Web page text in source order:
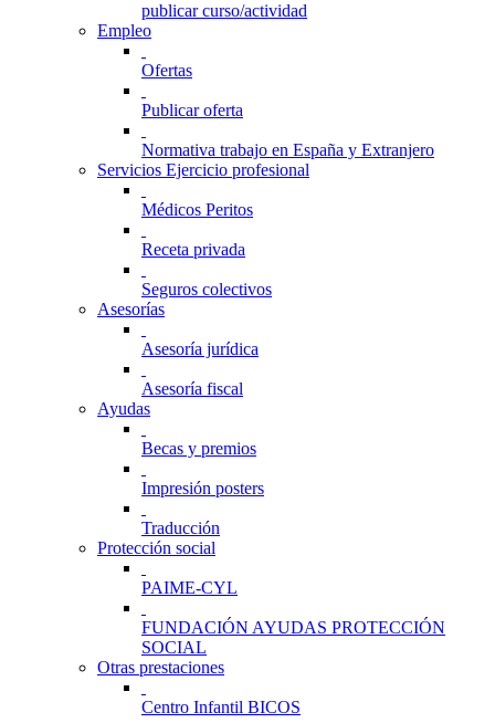
publicar curso/actividad
Empleo
Ofertas
Publicar oferta
Normativa trabajo en España y Extranjero
Servicios Ejercicio profesional
Médicos Peritos
Receta privada
Seguros colectivos
Asesorías
Asesoría jurídica
Asesoría fiscal
Ayudas
Becas y premios
Impresión posters
Traducción
Protección social
PAIME-CYL
FUNDACIÓN AYUDAS PROTECCIÓN
SOCIAL
Otras prestaciones
Centro Infantil BICOS